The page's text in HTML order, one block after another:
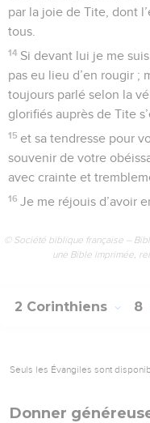
par la joie de Tite, dont
tous.
14 Si devant lui je me
pas eu lieu d’en rougir ;
toujours parlé selon la
glorifiés auprès de Tite
15 et sa tendresse pour
souvenir de votre
avec crainte et
16 Je me réjouis d’avoir
© Société biblique française –
une Bible imprimée,
2 Corinthiens 8
Seuls les Évangiles sont
Donner